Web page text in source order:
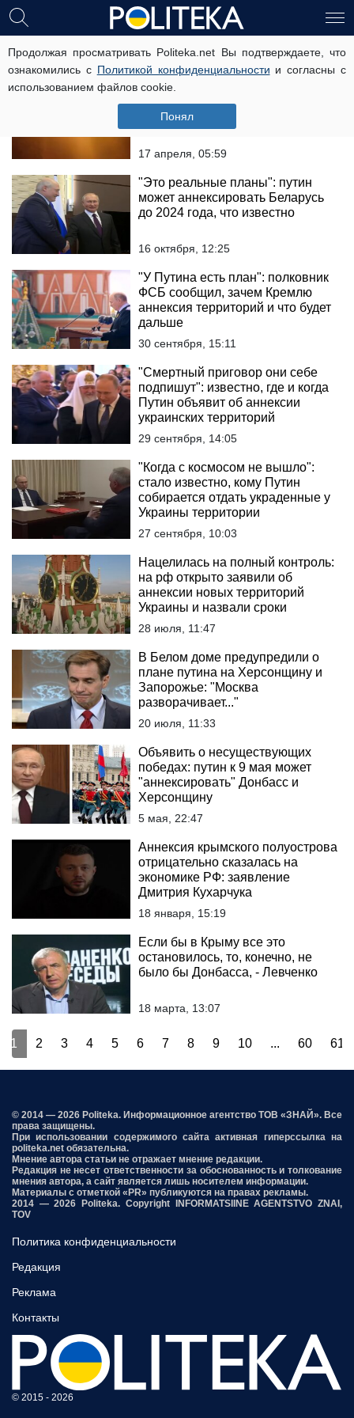
Продолжая просматривать Politeka.net Вы подтверждаете, что
ознакомились с Политикой конфиденциальности и согласны с
использованием файлов cookie.
Понял
аннексия
Мощные взрывы в Крыму, небо
стало красным от пожара:
"Хорошо попали"
17 апреля, 05:59
"Это реальные планы": путин
может аннексировать Беларусь
до 2024 года, что известно
16 октября, 12:25
"У Путина есть план": полковник
ФСБ сообщил, зачем Кремлю
аннексия территорий и что будет
дальше
30 сентября, 15:11
"Смертный приговор они себе
подпишут": известно, где и когда
Путин объявит об аннексии
украинских территорий
29 сентября, 14:05
"Когда с космосом не вышло":
стало известно, кому Путин
собирается отдать украденные у
Украины территории
27 сентября, 10:03
Нацелилась на полный контроль:
на рф открыто заявили об
аннексии новых территорий
Украины и назвали сроки
28 июля, 11:47
В Белом доме предупредили о
плане путина на Херсонщину и
Запорожье: "Москва
разворачивает..."
20 июля, 11:33
Объявить о несуществующих
победах: путин к 9 мая может
"аннексировать" Донбасс и
Херсонщину
5 мая, 22:47
Аннексия крымского полуострова
отрицательно сказалась на
экономике РФ: заявление
Дмитрия Кухарчука
18 января, 15:19
Если бы в Крыму все это
остановилось, то, конечно, не
было бы Донбасса, - Левченко
18 марта, 13:07
1 2 3 4 5 6 7 8 9 10 ... 60 61
© 2014 — 2026 Politeka. Информационное агентство ТОВ «ЗНАЙ». Все
права защищены.
При использовании содержимого сайта активная гиперссылка на
politeka.net обязательна.
Мнение автора статьи не отражает мнение редакции.
Редакция не несет ответственности за обоснованность и толкование
мнения автора, а сайт является лишь носителем информации.
Материалы с отметкой «PR» публикуются на правах рекламы.
2014 — 2026 Politeka. Copyright INFORMATSIINE AGENTSTVO ZNAI,
TOV
Политика конфиденциальности
Редакция
Реклама
Контакты
© 2015 - 2026